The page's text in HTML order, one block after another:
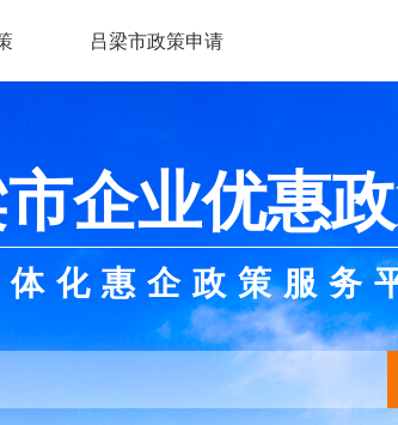
吕梁市政策申请
企业优惠
化惠企政策服务